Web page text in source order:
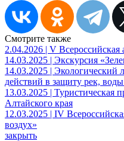
Смотрите также
2.04.2026 | V
14.03.2025 | Экскурсия
14.03.2025 | Экологический
действий в защиту рек,
13.03.2025 | Туристическая
Алтайского края
12.03.2025 | IV
воздух»
закрыть